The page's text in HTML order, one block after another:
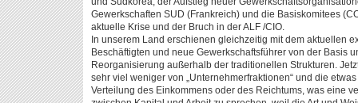
Gewerkschaften SUD (Frankreich) und die Basiskomitees
aktuelle Krise und der Bruch in der ALF /CIO.
In unserem Land erschienen gleichzeitig mit dem aktuellen
Beschäftigten und neue Gewerkschaftsführer von der Basis
Reorganisierung außerhalb der traditionellen Strukturen.
sehr viel weniger von „Unternehmerfraktionen“ und die
Verteilung des Einkommens oder des Reichtums, was eine